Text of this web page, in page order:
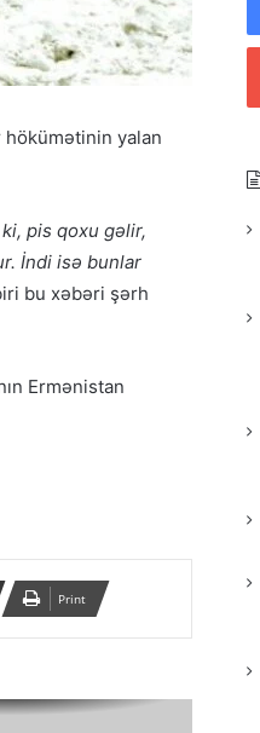
hökümətinin yalan
ki, pis qoxu gəlir,
İndi isə bunlar
bu xəbəri şərh
Ermənistan
Print
ilə ÖZƏL
Evin